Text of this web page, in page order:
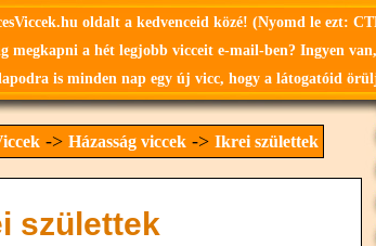
oldalt a kedvenceid közé! (Nyomd le ezt:
megkapni a hét legjobb vicceit e-mail-ben? Ingyen
is minden nap egy új vicc, hogy a látogatóid
-> Házasság viccek -> Ikrei születtek
születtek